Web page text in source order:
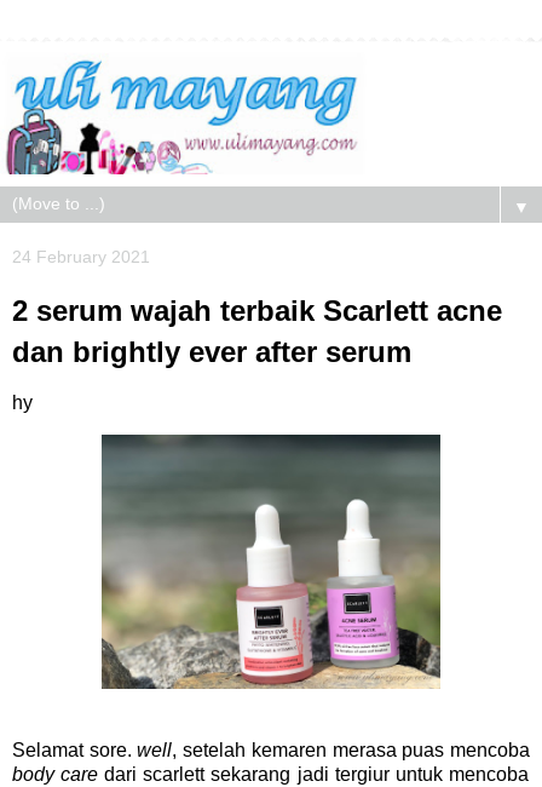
▼
24 February 2021
2 serum wajah terbaik Scarlett acne
dan brightly ever after serum
hy
Selamat sore.well, setelah kemaren merasa puas mencoba
body caredari scarlett sekarang jadi tergiur untuk mencoba